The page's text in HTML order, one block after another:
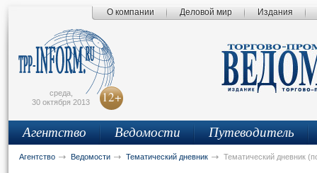
О компании Деловой мир Издания
среда,
30 октября 2013
12+
Агентство Ведомости Путеводитель
Агентство Ведомости Тематический дневник Тематический дневник